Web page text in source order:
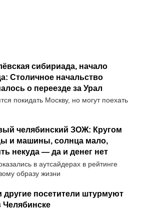
сибириада, начало
Столичное начальство
о переезде за Урал
покидать Москву, но могут поехать
челябинский ЗОЖ: Кругом
и машины, солнца мало,
некуда — да и денег нет
в аутсайдерах в рейтинге
образу жизни
посетители штурмуют
Челябинске